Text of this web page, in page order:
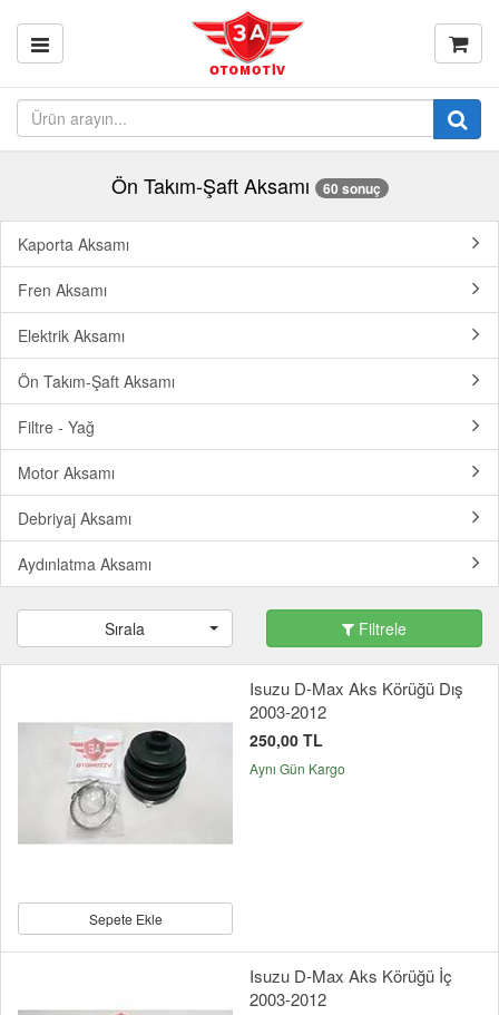
Ön Takım-Şaft Aksamı 60 sonuç
Kaporta Aksamı
Fren Aksamı
Elektrik Aksamı
Ön Takım-Şaft Aksamı
Filtre - Yağ
Motor Aksamı
Debriyaj Aksamı
Aydınlatma Aksamı
Sırala Filtrele
Sepete Ekle
Isuzu D-Max Aks Körüğü Dış
2003-2012
250,00 TL
Aynı Gün Kargo
Isuzu D-Max Aks Körüğü İç
2003-2012